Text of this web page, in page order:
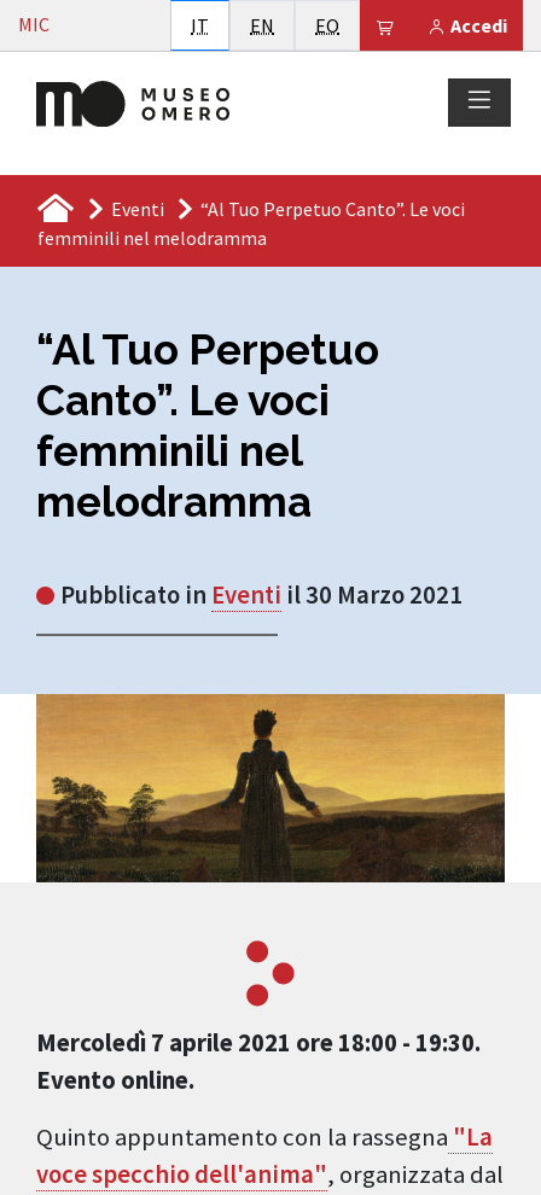
Vai al contenuto
MIC Accedi
Il tuo carrello è
IT Italiano
EN English
EO Esperanto
Eventi
“Al Tuo Perpetuo Canto”. Le voci
femminili nel melodramma
“Al Tuo Perpetuo
Canto”. Le voci
femminili nel
melodramma
Pubblicato in Eventi il 30 Marzo 2021
Mercoledì 7 aprile 2021 ore 18:00 - 19:30.
Evento online.
Quinto appuntamento con la rassegna "La
voce specchio dell'anima", organizzata dal